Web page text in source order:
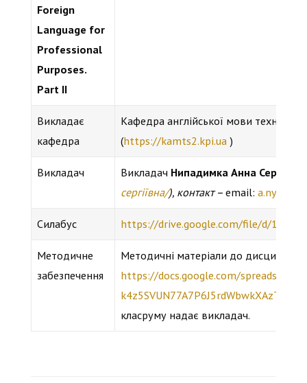
Foreign
Language for
Professional
Purposes.
Part II
Викладає
кафедра
Кафедра англійської мови
(https://kamts2.kpi.ua)
Викладач Викладач Нипадимка Анна Сергіївна
сергіївна/), контакт – email:
Силабус https://drive.google.com/file/d/
Методичне
забезпечення
Методичні матеріали до дисципліни
https://docs.google.com/
k4z5SVUN77A7P6J5rdWbwkXAzTiY/
класруму надає викладач.